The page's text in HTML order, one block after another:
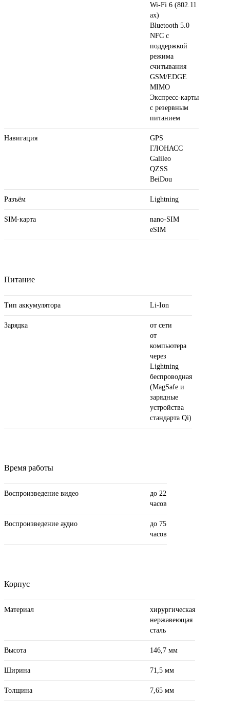
Wi-Fi 6 (802.11​
ax)
Bluetooth 5.0
NFC с
поддержкой
режима
считывания
GSM/EDGE
MIMO
Экспресс‑карты
с резервным
питанием
Навигация
GPS
ГЛОНАСС
Galileo
QZSS
BeiDou
Разъём Lightning
SIM-карта
nano-SIM
eSIM
Питание
Тип аккумулятора Li-Ion
Зарядка
от сети
от
компьютера
через
Lightning
беспроводная
(MagSafe и
зарядные
устройства
стандарта Qi)
Время работы
Воспроизведение видео
до 22
часов
Воспроизведение аудио
до 75
часов
Корпус
Материал
хирургическая
нержавеющая
сталь
Высота 146,7 мм
Ширина 71,5 мм
Толщина 7,65 мм